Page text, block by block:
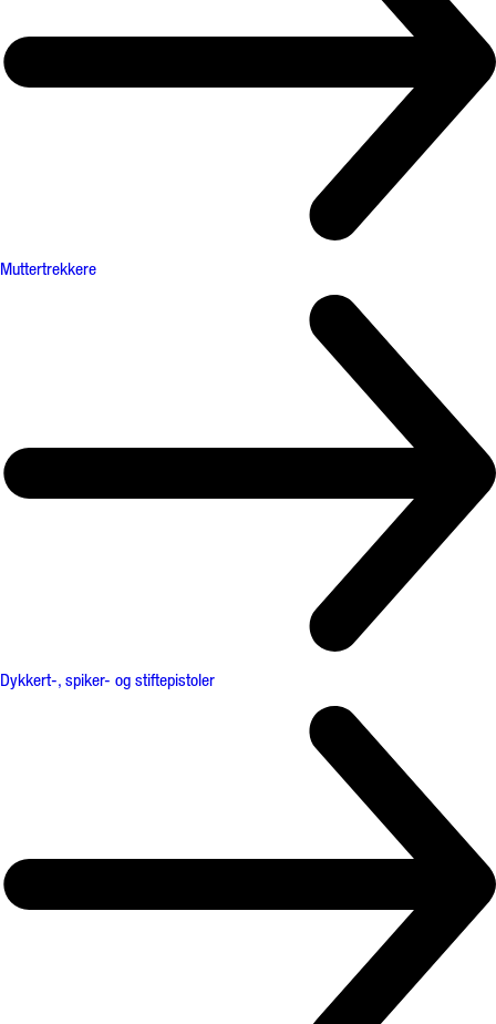
Muttertrekkere
Dykkert-, spiker- og stiftepistoler